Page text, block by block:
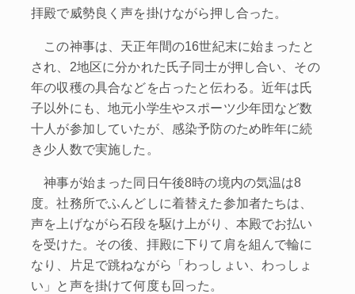
拝殿で威勢良く声を掛けながら押し合った。
この神事は、天正年間の16世紀末に始まったと
され、2地区に分かれた氏子同士が押し合い、その
年の収穫の具合などを占ったと伝わる。近年は氏
子以外にも、地元小学生やスポーツ少年団など数
十人が参加していたが、感染予防のため昨年に続
き少人数で実施した。
神事が始まった同日午後8時の境内の気温は8
度。社務所でふんどしに着替えた参加者たちは、
声を上げながら石段を駆け上がり、本殿でお払い
を受けた。その後、拝殿に下りて肩を組んで輪に
なり、片足で跳ねながら「わっしょい、わっしょ
い」と声を掛けて何度も回った。